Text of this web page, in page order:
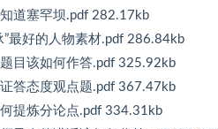
道塞罕坝.pdf 282.17kb
最好的人物素材.pdf 286.84kb
目该如何作答.pdf 325.92kb
答态度观点题.pdf 367.47kb
提炼分论点.pdf 334.31kb